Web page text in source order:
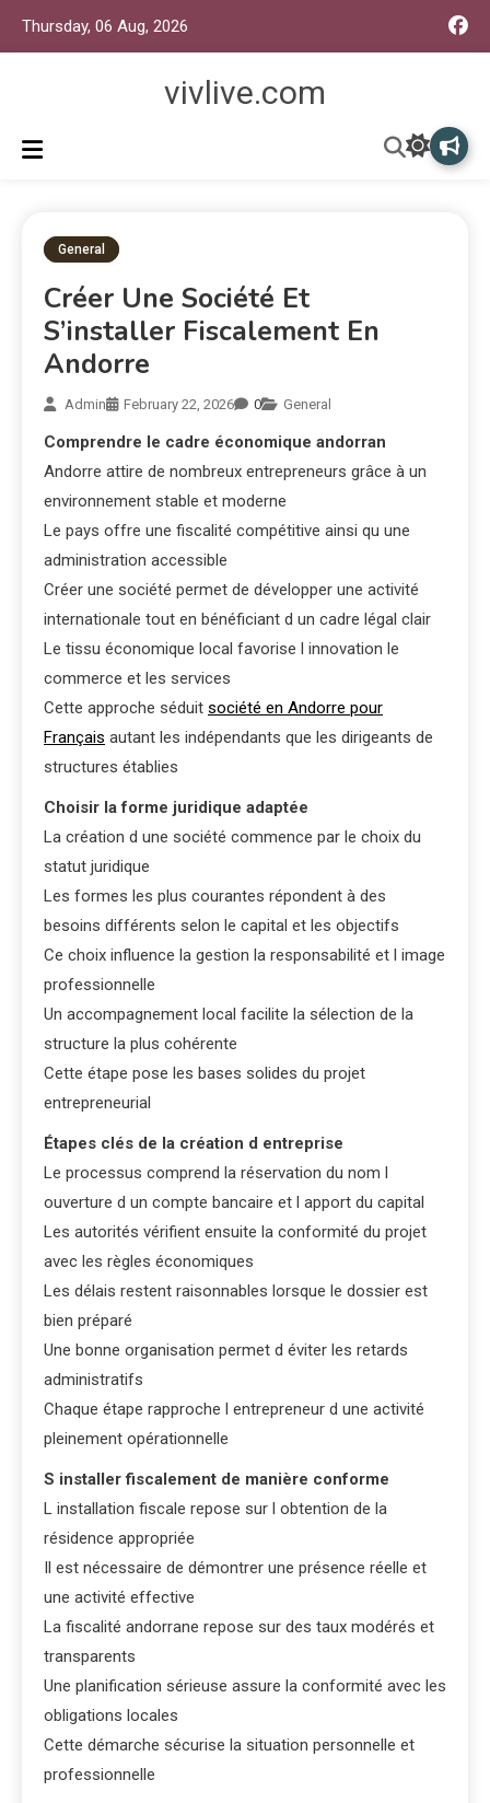
Thursday, 06 Aug, 2026
vivlive.com
General
Créer Une Société Et
S’installer Fiscalement En
Andorre
Admin February 22, 2026 0 General
Comprendre le cadre économique andorran
Andorre attire de nombreux entrepreneurs grâce à un
environnement stable et moderne
Le pays offre une fiscalité compétitive ainsi qu une
administration accessible
Créer une société permet de développer une activité
internationale tout en bénéficiant d un cadre légal clair
Le tissu économique local favorise l innovation le
commerce et les services
Cette approche séduit société en Andorre pour
Français autant les indépendants que les dirigeants de
structures établies
Choisir la forme juridique adaptée
La création d une société commence par le choix du
statut juridique
Les formes les plus courantes répondent à des
besoins différents selon le capital et les objectifs
Ce choix influence la gestion la responsabilité et l image
professionnelle
Un accompagnement local facilite la sélection de la
structure la plus cohérente
Cette étape pose les bases solides du projet
entrepreneurial
Étapes clés de la création d entreprise
Le processus comprend la réservation du nom l
ouverture d un compte bancaire et l apport du capital
Les autorités vérifient ensuite la conformité du projet
avec les règles économiques
Les délais restent raisonnables lorsque le dossier est
bien préparé
Une bonne organisation permet d éviter les retards
administratifs
Chaque étape rapproche l entrepreneur d une activité
pleinement opérationnelle
S installer fiscalement de manière conforme
L installation fiscale repose sur l obtention de la
résidence appropriée
Il est nécessaire de démontrer une présence réelle et
une activité effective
La fiscalité andorrane repose sur des taux modérés et
transparents
Une planification sérieuse assure la conformité avec les
obligations locales
Cette démarche sécurise la situation personnelle et
professionnelle